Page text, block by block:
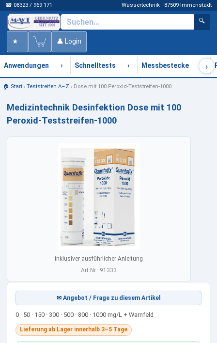
☎ 08323 / 969 171 Wassertechnik · 87509 Immenstadt
🔍
★ 👤 Login
Anwendungen › Schnelltests › Messbestecke ›
🏠 Start› Teststreifen A–Z› Dose mit 100 Peroxid-Teststreifen-1000
Medizintechnik Desinfektion Dose mit 100
Peroxid-Teststreifen-1000
inklusiver ausführlicher Anleitung
Art.Nr.: 91333
✉ Angebot / Frage zu diesem Artikel
0 · 50 · 150 · 300 · 500 · 800 · 1000 mg/L + Warnfeld
Lieferung ab Lager innerhalb 3–5 Tage